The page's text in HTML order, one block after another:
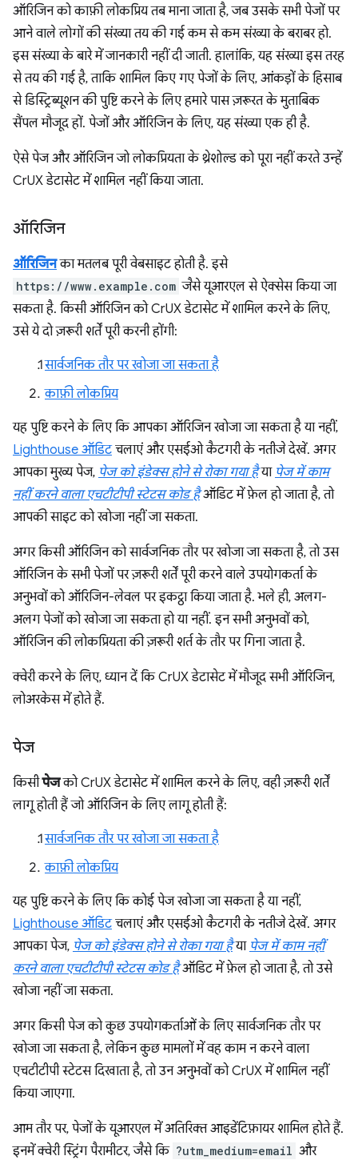
ऑरिजिन को काफ़ी लोकप्रिय तब माना जाता है, जब उसके सभी पेजों पर
आने वाले लोगों की संख्या तय की गई कम से कम संख्या के बराबर हो.
इस संख्या के बारे में जानकारी नहीं दी जाती. हालांकि, यह संख्या इस तरह
से तय की गई है, ताकि शामिल किए गए पेजों के लिए, आंकड़ों के हिसाब
से डिस्ट्रिब्यूशन की पुष्टि करने के लिए हमारे पास ज़रूरत के मुताबिक
सैंपल मौजूद हों. पेजों और ऑरिजिन के लिए, यह संख्या एक ही है.
ऐसे पेज और ऑरिजिन जो लोकप्रियता के थ्रेशोल्ड को पूरा नहीं करते उन्हें
CrUX डेटासेट में शामिल नहीं किया जाता.
ऑरिजिन
ऑरिजिनका मतलब पूरी वेबसाइट होती है. इसे
https://www.example.com जैसे यूआरएल से ऐक्सेस किया जा
सकता है. किसी ऑरिजिन को CrUX डेटासेट में शामिल करने के लिए,
उसे ये दो ज़रूरी शर्तें पूरी करनी होंगी:
सार्वजनिक तौर पर खोजा जा सकता है
काफ़ी लोकप्रिय
यह पुष्टि करने के लिए कि आपका ऑरिजिन खोजा जा सकता है या नहीं,
Lighthouse ऑडिटचलाएं और एसईओ कैटगरी के नतीजे देखें. अगर
आपका मुख्य पेज, पेज को इंडेक्स होने से रोका गया हैया पेज में काम
नहीं करने वाला एचटीटीपी स्टेटस कोड हैऑडिट में फ़ेल हो जाता है, तो
आपकी साइट को खोजा नहीं जा सकता.
अगर किसी ऑरिजिन को सार्वजनिक तौर पर खोजा जा सकता है, तो उस
ऑरिजिन के सभी पेजों पर ज़रूरी शर्तें पूरी करने वाले उपयोगकर्ता के
अनुभवों को ऑरिजिन-लेवल पर इकट्ठा किया जाता है. भले ही, अलग-
अलग पेजों को खोजा जा सकता हो या नहीं. इन सभी अनुभवों को,
ऑरिजिन की लोकप्रियता की ज़रूरी शर्त के तौर पर गिना जाता है.
क्वेरी करने के लिए, ध्यान दें कि CrUX डेटासेट में मौजूद सभी ऑरिजिन,
लोअरकेस में होते हैं.
पेज
किसीपेजको CrUX डेटासेट में शामिल करने के लिए, वही ज़रूरी शर्तें
लागू होती हैं जो ऑरिजिन के लिए लागू होती हैं:
सार्वजनिक तौर पर खोजा जा सकता है
काफ़ी लोकप्रिय
यह पुष्टि करने के लिए कि कोई पेज खोजा जा सकता है या नहीं,
Lighthouse ऑडिटचलाएं और एसईओ कैटगरी के नतीजे देखें. अगर
आपका पेज, पेज को इंडेक्स होने से रोका गया हैया पेज में काम नहीं
करने वाला एचटीटीपी स्टेटस कोड हैऑडिट में फ़ेल हो जाता है, तो उसे
खोजा नहीं जा सकता.
अगर किसी पेज को कुछ उपयोगकर्ताओं के लिए सार्वजनिक तौर पर
खोजा जा सकता है, लेकिन कुछ मामलों में वह काम न करने वाला
एचटीटीपी स्टेटस दिखाता है, तो उन अनुभवों को CrUX में शामिल नहीं
किया जाएगा.
आम तौर पर, पेजों के यूआरएल में अतिरिक्त आइडेंटिफ़ायर शामिल होते हैं.
इनमें क्वेरी स्ट्रिंग पैरामीटर, जैसे कि ?utm_medium=email और